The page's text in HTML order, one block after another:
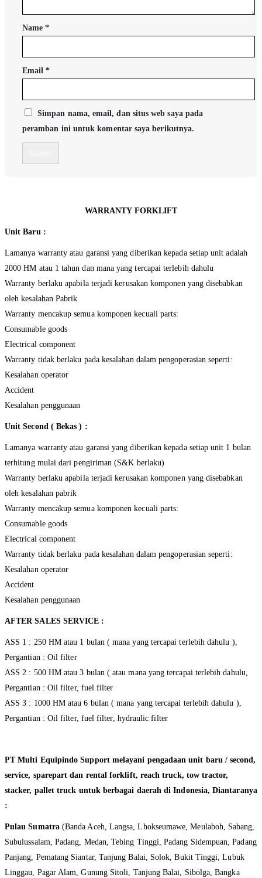
Name*
Email*
Simpan nama, email, dan situs web saya pada
peramban ini untuk komentar saya berikutnya.
WARRANTY FORKLIFT
Unit Baru :
Lamanya warranty atau garansi yang diberikan kepada setiap unit adalah
2000 HM atau 1 tahun dan mana yang tercapai terlebih dahulu
Warranty berlaku apabila terjadi kerusakan komponen yang disebabkan
oleh kesalahan Pabrik
Warranty mencakup semua komponen kecuali parts:
Consumable goods
Electrical component
Warranty tidak berlaku pada kesalahan dalam pengoperasian seperti:
Kesalahan operator
Accident
Kesalahan penggunaan
Unit Second ( Bekas ) :
Lamanya warranty atau garansi yang diberikan kepada setiap unit 1 bulan
terhitung mulai dari pengiriman (S&K berlaku)
Warranty berlaku apabila terjadi kerusakan komponen yang disebabkan
oleh kesalahan pabrik
Warranty mencakup semua komponen kecuali parts:
Consumable goods
Electrical component
Warranty tidak berlaku pada kesalahan dalam pengoperasian seperti:
Kesalahan operator
Accident
Kesalahan penggunaan
AFTER SALES SERVICE :
ASS 1 : 250 HM atau 1 bulan ( mana yang tercapai terlebih dahulu ),
Pergantian : Oil filter
ASS 2 : 500 HM atau 3 bulan ( atau mana yang tercapai terlebih dahulu,
Pergantian : Oil filter, fuel filter
ASS 3 : 1000 HM atau 6 bulan ( mana yang tercapai terlebih dahulu ),
Pergantian : Oil filter, fuel filter, hydraulic filter
PT Multi Equipindo Support melayani pengadaan unit baru / second,
service, sparepart dan rental forklift, reach truck, tow tractor,
stacker, pallet truck untuk berbagai daerah di Indonesia, Diantaranya
:
Pulau Sumatra(Banda Aceh, Langsa, Lhokseumawe, Meulaboh, Sabang,
Subulussalam, Padang, Medan, Tebing Tinggi, Padang Sidempuan, Padang
Panjang, Pematang Siantar, Tanjung Balai, Solok, Bukit Tinggi, Lubuk
Linggau, Pagar Alam, Gunung Sitoli, Tanjung Balai, Sibolga, Bangka